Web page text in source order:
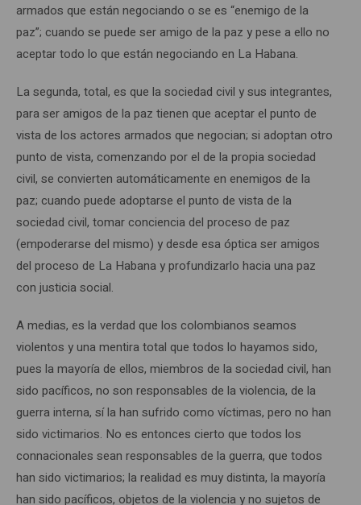
armados que están negociando o se es “enemigo de la
paz”; cuando se puede ser amigo de la paz y pese a ello no
aceptar todo lo que están negociando en La Habana.
La segunda, total, es que la sociedad civil y sus integrantes,
para ser amigos de la paz tienen que aceptar el punto de
vista de los actores armados que negocian; si adoptan otro
punto de vista, comenzando por el de la propia sociedad
civil, se convierten automáticamente en enemigos de la
paz; cuando puede adoptarse el punto de vista de la
sociedad civil, tomar conciencia del proceso de paz
(empoderarse del mismo) y desde esa óptica ser amigos
del proceso de La Habana y profundizarlo hacia una paz
con justicia social.
A medias, es la verdad que los colombianos seamos
violentos y una mentira total que todos lo hayamos sido,
pues la mayoría de ellos, miembros de la sociedad civil, han
sido pacíficos, no son responsables de la violencia, de la
guerra interna, sí la han sufrido como víctimas, pero no han
sido victimarios. No es entonces cierto que todos los
connacionales sean responsables de la guerra, que todos
han sido victimarios; la realidad es muy distinta, la mayoría
han sido pacíficos, objetos de la violencia y no sujetos de